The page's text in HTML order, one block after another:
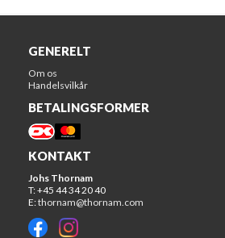
GENERELT
Om os
Handelsvilkår
BETALINGSFORMER
KONTAKT
Johs Thornam
T: +45 44 34 20 40
E:thornam@thornam.com